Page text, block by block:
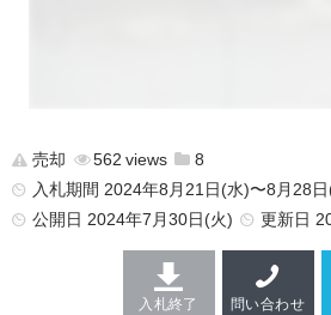
売却 562
8
入札期間 2024年8月21日(水)〜8月28
公開日 2024年7月30日(火) 更新日
入札終了 問い合わせ